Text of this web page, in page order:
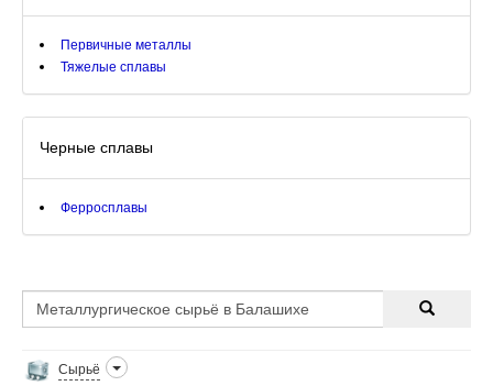
Первичные металлы
Тяжелые сплавы
Черные сплавы
Ферросплавы
Сырьё